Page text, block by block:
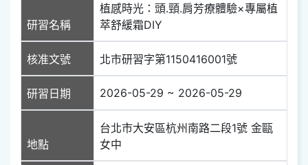
研習名稱
植感時光：頭.頸.肩芳療體驗×專屬植
萃舒緩霜DIY
核准文號 北市研習字第1150416001號
研習日期 2026-05-29 ~ 2026-05-29
地點
台北市大安區杭州南路二段1號 金甌
女中